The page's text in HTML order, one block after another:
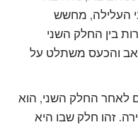
העלילה, מחשש
בין החלק השני
והכעס משתלט על
לאחר החלק השני, הוא
זהו חלק שבו היא